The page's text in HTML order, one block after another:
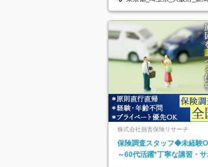
県
株式会社損害保険リサーチ
保険調査スタッフ◆未経験
～60代活躍*丁寧な講習・